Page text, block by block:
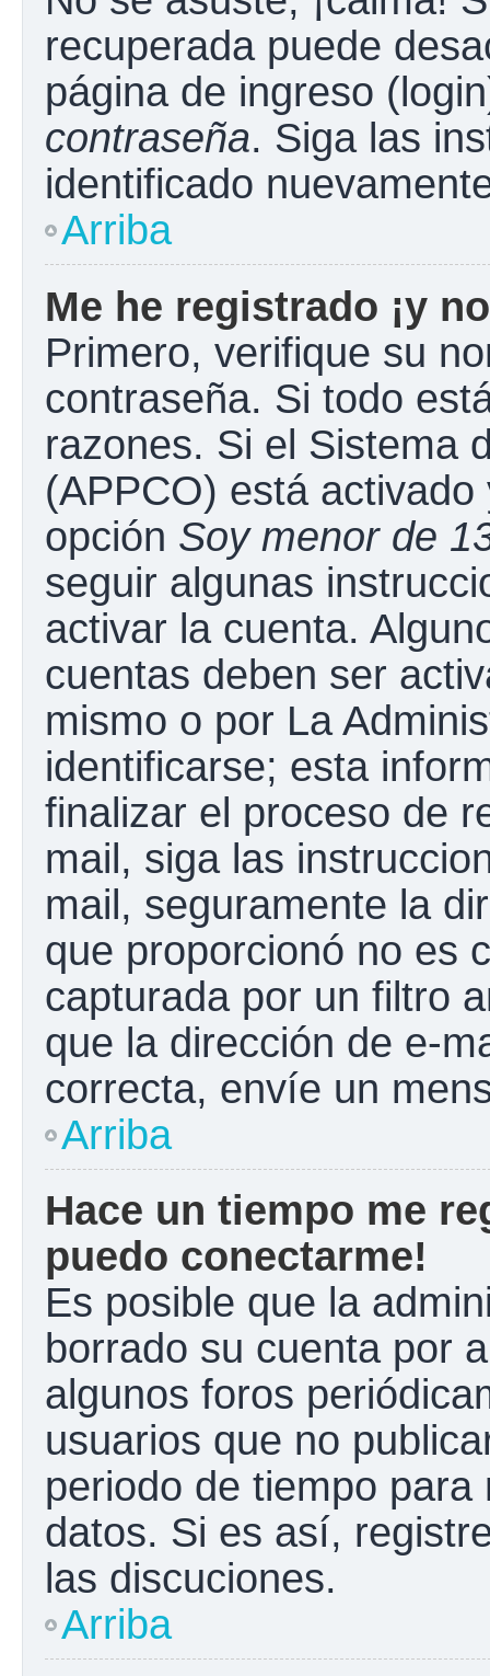
recuperada puede
página de ingreso
contraseña. Siga las
identificado
Arriba
Me he registrado ¡y
Primero, verifique su
contraseña. Si todo
razones. Si el Sistema
(APPCO) está
opción Soy menor de
seguir algunas
activar la cuenta.
cuentas deben ser
mismo o por La
identificarse; esta
finalizar el proceso de
mail, siga las
mail, seguramente la
que proporcionó no es
capturada por un filtro
que la dirección de e-
correcta, envíe un
Arriba
Hace un tiempo me
puedo conectarme!
Es posible que la
borrado su cuenta por
algunos foros
usuarios que no
periodo de tiempo
datos. Si es así,
las discuciones.
Arriba